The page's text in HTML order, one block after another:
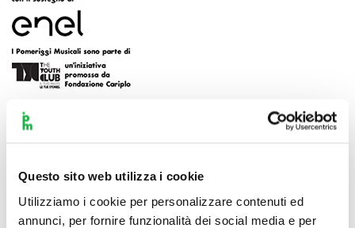
Questo sito web utilizza i cookie
Utilizziamo i cookie per personalizzare contenuti ed
annunci, per fornire funzionalità dei social media e per